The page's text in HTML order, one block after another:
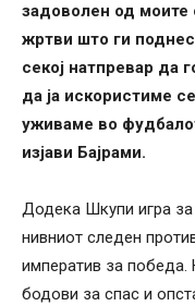
задоволен од моите
жртви што ги
секој натпревар да
да ја искористиме
уживаме во
изјави Бајрами.
Додека Шкупи игра
нивниот следен
императив за победа.
бодови за спас и